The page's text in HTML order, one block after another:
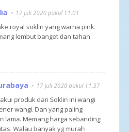
17 Juli 2020 pukul 11.01
royal soklin yang warna pink.
lembut banget dan tahan
17 Juli 2020 pukul 11.37
produk dari Soklin ini wangi
wangi. Dan yang paling
lama. Memang harga sebanding
Walau banyak yg murah